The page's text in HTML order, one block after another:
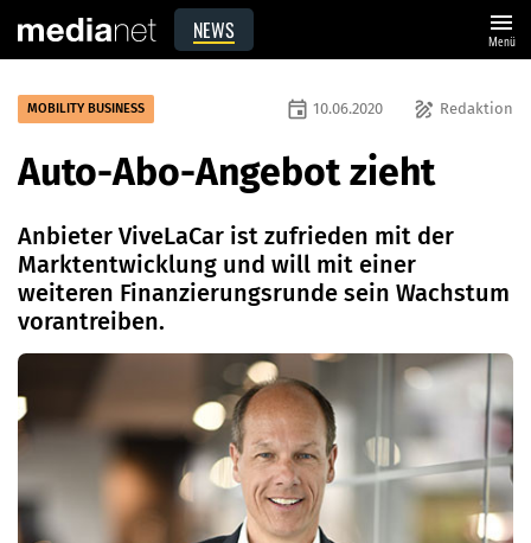
NEWS menu
Menü
MOBILITY BUSINESS draw Redaktion
event 10.06.2020
Auto-Abo-Angebot zieht
Anbieter ViveLaCar ist zufrieden mit der
Marktentwicklung und will mit einer
weiteren Finanzierungsrunde sein Wachstum
vorantreiben.